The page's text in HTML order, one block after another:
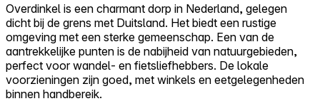
Overdinkel is een charmant dorp in Nederland, gelegen
dicht bij de grens met Duitsland. Het biedt een rustige
omgeving met een sterke gemeenschap. Een van de
aantrekkelijke punten is de nabijheid van natuurgebieden,
perfect voor wandel- en fietsliefhebbers. De lokale
voorzieningen zijn goed, met winkels en eetgelegenheden
binnen handbereik.